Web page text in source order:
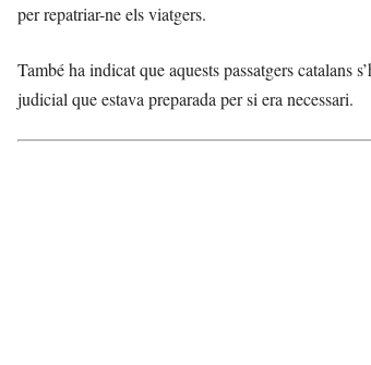
per repatriar-ne els viatgers.
També ha indicat que aquests passatgers catalans
judicial que estava preparada per si era necessari.